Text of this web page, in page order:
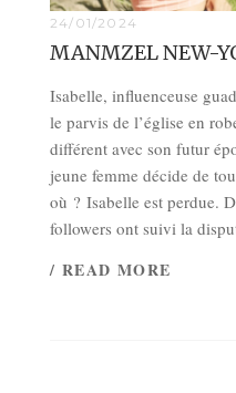
24/01/2024
MANMZEL NEW-
Isabelle, influenceuse
le parvis de l’église en
différent avec son futur
jeune femme décide de
où ? Isabelle est perdue.
followers ont suivi la
/ READ MORE